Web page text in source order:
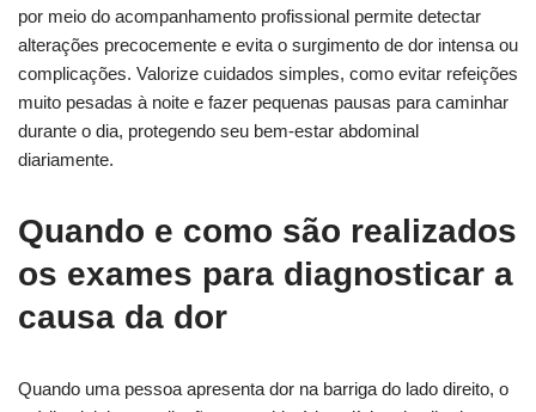
por meio do acompanhamento profissional permite detectar
alterações precocemente e evita o surgimento de dor intensa ou
complicações. Valorize cuidados simples, como evitar refeições
muito pesadas à noite e fazer pequenas pausas para caminhar
durante o dia, protegendo seu bem-estar abdominal
diariamente.
Quando e como são realizados
os exames para diagnosticar a
causa da dor
Quando uma pessoa apresenta dor na barriga do lado direito, o